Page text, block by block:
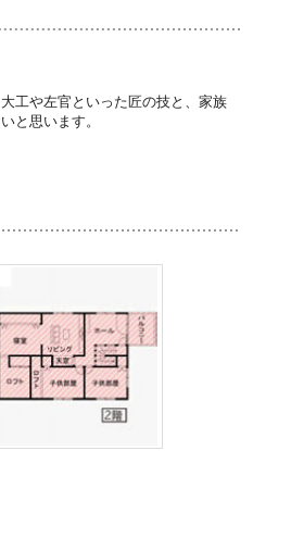
工や左官といった匠の技と、家族
と思います。